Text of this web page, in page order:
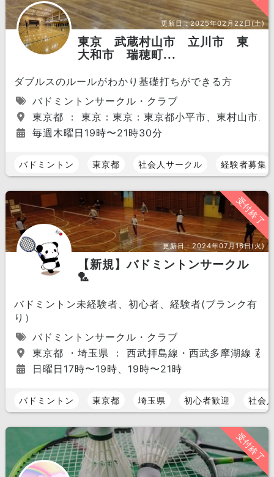
更新日：2025年02月22日(土)
東京 武蔵村山市 立川市 東
大和市 瑞穂町...
ダブルスのルールがわかり基礎打ちができる方
バドミントンサークル・クラブ
東京都 ： 東京：東京：東京都小平市、東村山市
毎週木曜日19時〜21時30分
バドミントン 東京都 社会人サークル 経験者募集
受付終了
更新日：2024年07月16日(火)
【新規】バドミントンサークル
🏸
バドミントン未経験者、初心者、経験者(ブランク有
り）
バドミントンサークル・クラブ
東京都 ・埼玉県 ： 西武拝島線・西武多摩湖線 萩
日曜日17時〜19時、19時〜21時
バドミントン 東京都 埼玉県 初心者歓迎 社会
受付終了